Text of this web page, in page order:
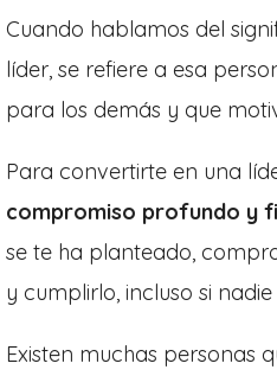
Cuando hablamos del
líder, se refiere a esa
para los demás y que
Para convertirte en una
compromiso profundo y
se te ha planteado,
y cumplirlo, incluso si
Existen muchas personas